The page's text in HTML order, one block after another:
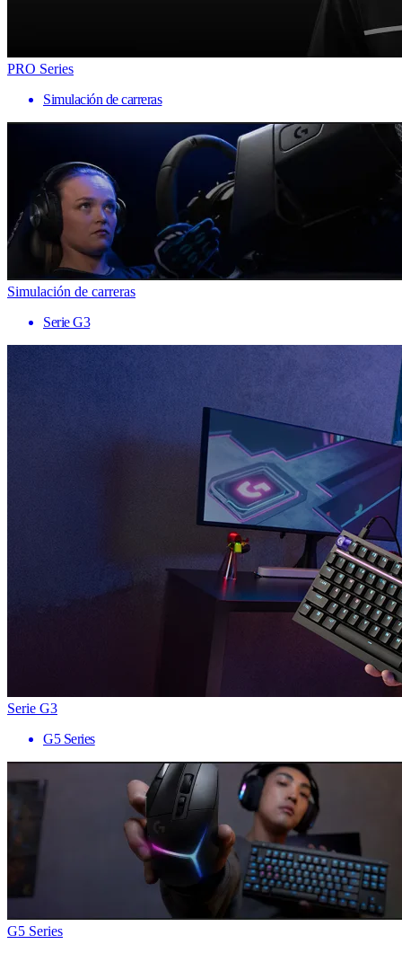
PRO Series
Simulación de carreras
Simulación de carreras
Serie G3
Serie G3
G5 Series
G5 Series